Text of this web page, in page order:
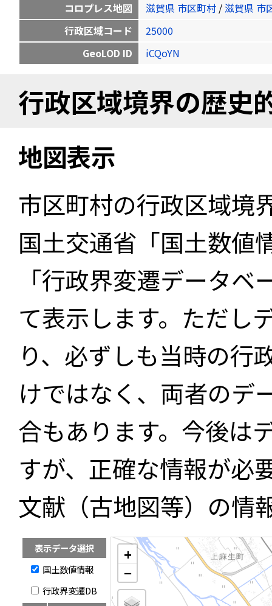
コロプレス地図
滋賀県 市区町村 /滋賀県 市
行政区域コード
25000
GeoLOD ID
iCQoYN
行政区域境界の歴史
地図表示
市区町村の行政区域境
国土交通省「国土数値
「行政界変遷データ
て表示します。ただし
り、必ずしも当時の行
けではなく、両者のデ
合もあります。今後は
すが、正確な情報が必
文献（古地図等）の情
表示データ選択
国土数値情報
行政界変遷DB
+
−